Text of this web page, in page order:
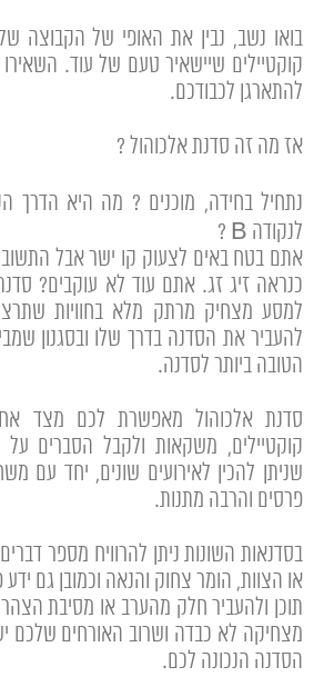
בואו נשב, נבין את האופי של הקבוצה
קוקטיילים שיישאיר טעם של עוד.
להתארגן לכבודכם.
אז מה זה סדנת אלכוהול ?
לנקודה B ?
אתם בטח באים לצעוק קו ישר אבל
כנראה זיג זג. אתם עוד לא עוקבים?
למסע מצחיק מרתק מלא בחוויות
להעביר את הסדנה בדרך שלו ובסגנון
הטובה ביותר לסדנה.
סדנת אלכוהול מאפשרת לכם מצד
קוקטיילים, משקאות ולקבל הסברים
שניתן להכין לאירועים שונים, יחד עם
פרסים והרבה מתנות.
בסדנאות השונות ניתן להרוויח מספר
או הצוות, הומר צחוק והנאה וכמובן גם
תוכן ולהעביר חלק מהערב או מסיבת
מצחיקה לא כבדה ושרוב האורחים שלכם
הסדנה הנכונה לכם.